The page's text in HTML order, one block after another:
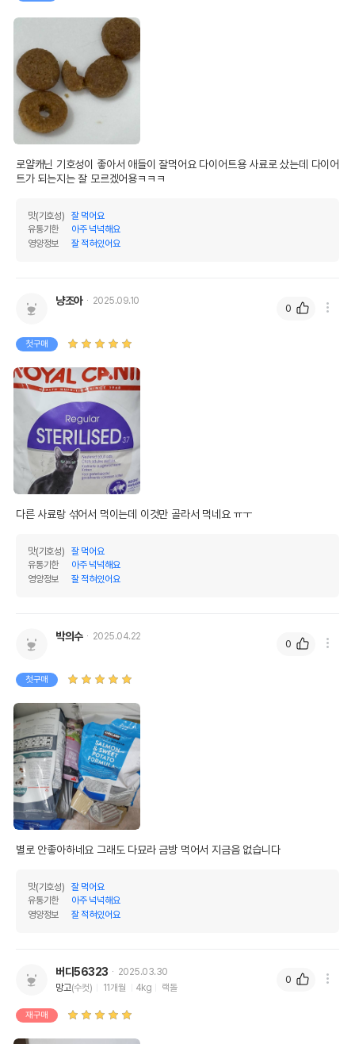
로얄캐닌 기호성이 좋아서 애들이 잘먹어요 다이어트용 사료로 샀는데 다이어
트가 되는지는 잘 모르겠어용ㅋㅋㅋ
맛(기호성)
잘 먹어요
유통기한
아주 넉넉해요
영양정보
잘 적혀있어요
냥조아 2025.09.10
첫구매
다른 사료랑 섞어서 먹이는데 이것만 골라서 먹네요 ㅠㅜ
맛(기호성)
잘 먹어요
유통기한
아주 넉넉해요
영양정보
잘 적혀있어요
0
박의수 2025.04.22
첫구매
별로 안좋아하네요 그래도 다묘라 금방 먹어서 지금음 없습니다
맛(기호성)
잘 먹어요
유통기한
아주 넉넉해요
영양정보
잘 적혀있어요
0
버디56323
2025.03.30
망고(수컷) 11개월 4kg 랙돌
재구매
0